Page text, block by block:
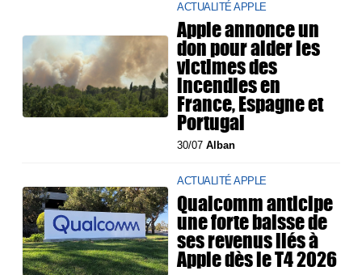
ACTUALITÉ APPLE
Apple annonce un
don pour aider les
victimes des
incendies en
France, Espagne et
Portugal
30/07Alban
ACTUALITÉ APPLE
Qualcomm anticipe
une forte baisse de
ses revenus liés à
Apple dès le T4 2026